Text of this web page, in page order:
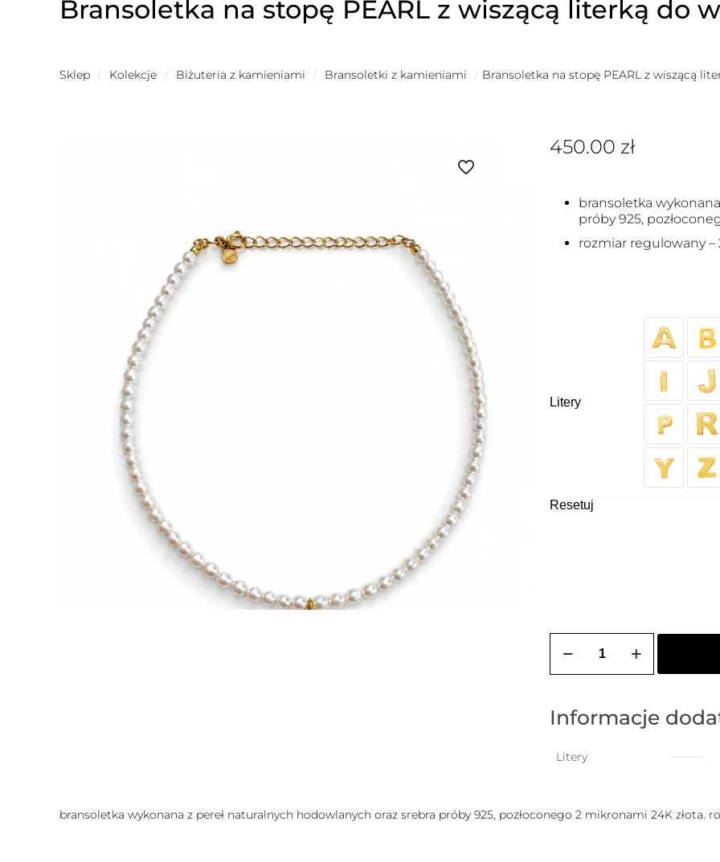
Bransoletka na stopę PEARL z wiszącą literką do
Sklep / Kolekcje / Biżuteria z kamieniami / Bransoletki z kamieniami / Bransoletka na stopę PEARL z wiszącą
450.00 zł
bransoletka
próby 925,
rozmiar regulowany –
Litery
Resetuj
Bransoletka
z
wiszącą
do
Informacje
Litery
bransoletka wykonana z pereł naturalnych hodowlanych oraz srebra próby 925, pozłoconego 2 mikronami 24K złota.